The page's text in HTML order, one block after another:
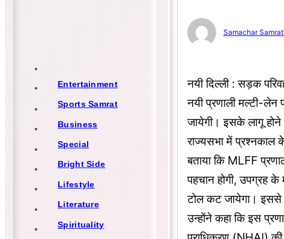
Entertainment
Sports Samrat
Business
Special
Bright Side
Lifestyle
Literature
Spirituality
Samachar
नयी दिल्ली : सड़क
नयी प्रणाली मल्टी-लेन
जायेगी। इसके लागू
राज्यसभा में प्रश्नकाल
बताया कि MLFF
पहचान होगी, उपग्रह
टोल कट जायेगा। इससे
उन्होंने कहा कि इस